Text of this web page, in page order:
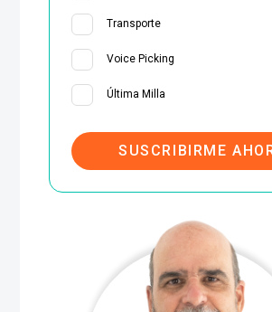
Transporte
Voice Picking
Última Milla